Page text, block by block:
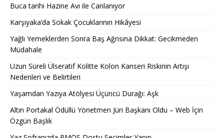
Buca tarihi Hazine Avı ile Canlanıyor
Karşıyaka’da Sokak Çocuklarının Hikâyesi
Yağlı Yemeklerden Sonra Baş Ağrısına Dikkat: Gecikmeden
Müdahale
Uzun Süreli Ülseratif Kolitte Kolon Kanseri Riskinin Artışı
Nedenleri ve Belirtileri
Yaşamdan Yazıya Atölyesi Üçüncü Durağı: Aşk
Altın Portakal Ödüllü Yönetmen Jüri Başkanı Oldu – Web İçin
Özgün Başlık